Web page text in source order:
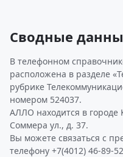
Сводные
В телефонном
расположена в разделе
рубрике
номером 524037.
АЛЛО находится в городе
Соммера ул., д. 37.
Вы можете связаться с
телефону +7(4012) 46-89-